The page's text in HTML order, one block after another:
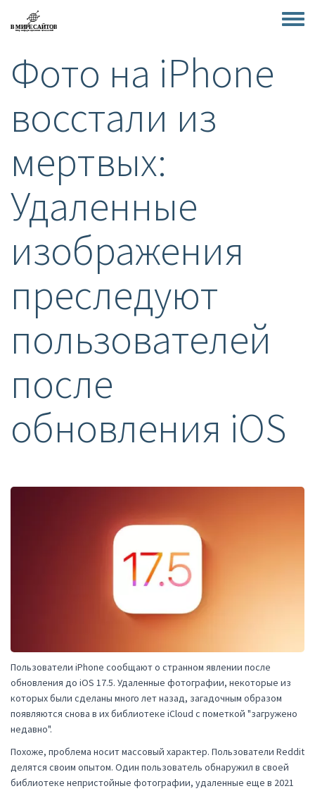
Перейти
Toggle
Фото на iPhone
восстали из
мертвых:
Удаленные
изображения
преследуют
пользователей
после
обновления iOS
Пользователи iPhone сообщают о странном явлении после
обновления до iOS 17.5. Удаленные фотографии, некоторые из
которых были сделаны много лет назад, загадочным образом
появляются снова в их библиотеке iCloud с пометкой "загружено
недавно".
Похоже, проблема носит массовый характер. Пользователи Reddit
делятся своим опытом. Один пользователь обнаружил в своей
библиотеке непристойные фотографии, удаленные еще в 2021